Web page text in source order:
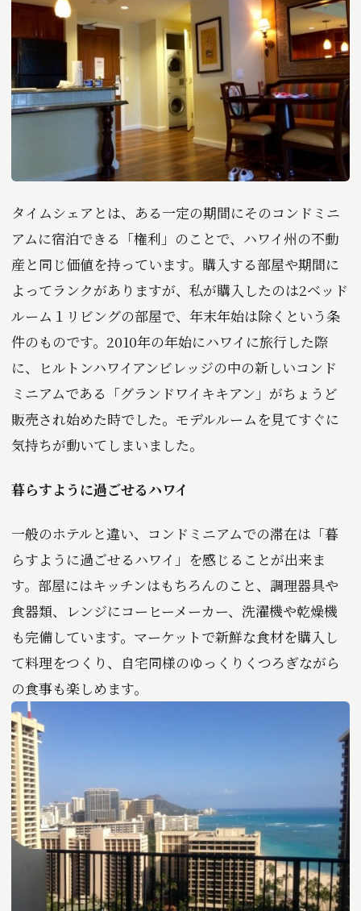
タイムシェアとは、ある一定の期間にそのコンドミニ
アムに宿泊できる「権利」のことで、ハワイ州の不動
産と同じ価値を持っています。購入する部屋や期間に
よってランクがありますが、私が購入したのは2ベッド
ルーム１リビングの部屋で、年末年始は除くという条
件のものです。2010年の年始にハワイに旅行した際
に、ヒルトンハワイアンビレッジの中の新しいコンド
ミニアムである「グランドワイキキアン」がちょうど
販売され始めた時でした。モデルルームを見てすぐに
気持ちが動いてしまいました。
暮らすように過ごせるハワイ
一般のホテルと違い、コンドミニアムでの滞在は「暮
らすように過ごせるハワイ」を感じることが出来ま
す。部屋にはキッチンはもちろんのこと、調理器具や
食器類、レンジにコーヒーメーカー、洗濯機や乾燥機
も完備しています。マーケットで新鮮な食材を購入し
て料理をつくり、自宅同様のゆっくりくつろぎながら
の食事も楽しめます。